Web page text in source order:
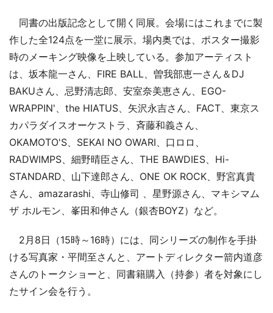
同書の出版記念として開く同展。会場にはこれまでに製
作した全124点を一堂に展示。場内奥では、ポスター撮影
時のメーキング映像を上映している。参加アーティスト
は、坂本龍一さん、FIRE BALL、曽我部恵一さん＆DJ
BAKUさん、忌野清志郎、安室奈美恵さん、EGO-
WRAPPIN'、the HIATUS、矢沢永吉さん、FACT、東京ス
カパラダイスオーケストラ、斉藤和義さん、
OKAMOTO'S、SEKAI NO OWARI、口ロロ、
RADWIMPS、細野晴臣さん、THE BAWDIES、Hi-
STANDARD、山下達郎さん、ONE OK ROCK、野宮真貴
さん、amazarashi、寺山修司 、星野源さん、マキシマム
ザ ホルモン、峯田和伸さん（銀杏BOYZ）など。
2月8日（15時～16時）には、同シリーズの制作を手掛
ける写真家・平間至さんと、アートディレクター箭内道彦
さんのトークショーと、同書籍購入（持参）者を対象にし
たサイン会を行う。